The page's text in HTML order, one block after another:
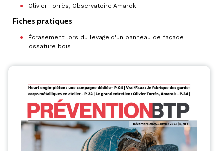
Olivier Torrès, Observatoire Amarok
Fiches pratiques
Écrasement lors du levage d'un panneau de façade
ossature bois